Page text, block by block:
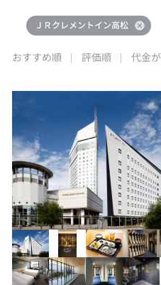
ＪＲクレメントイン高松
おすすめ順 評価順 代金